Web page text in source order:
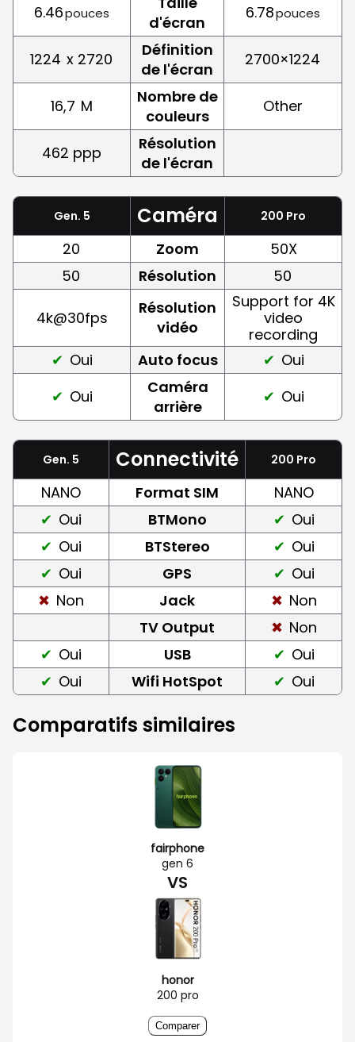
6.46pouces
d'écran
6.78pouces
1224 x 2720
Définition
de l'écran
2700×1224
16,7 M
Nombre de
couleurs
Other
462 ppp
Résolution
de l'écran
Gen. 5 Caméra 200 Pro
20 Zoom
50X
50
Résolution 50
4k@30fps
Résolution
vidéo
Support for 4K
video
recording
Oui
Auto focus
Oui
Oui
Caméra
arrière
Oui
Gen. 5 Connectivité 200 Pro
NANO Format SIM
NANO
Oui
BTMono
Oui
Oui
BTStereo
Oui
Oui
GPS
Oui
Non
Jack
Non
TV Output
Non
Oui
USB
Oui
Oui
Wifi HotSpot Oui
Comparatifs similaires
fairphone
gen 6
VS
honor
200 pro
Comparer